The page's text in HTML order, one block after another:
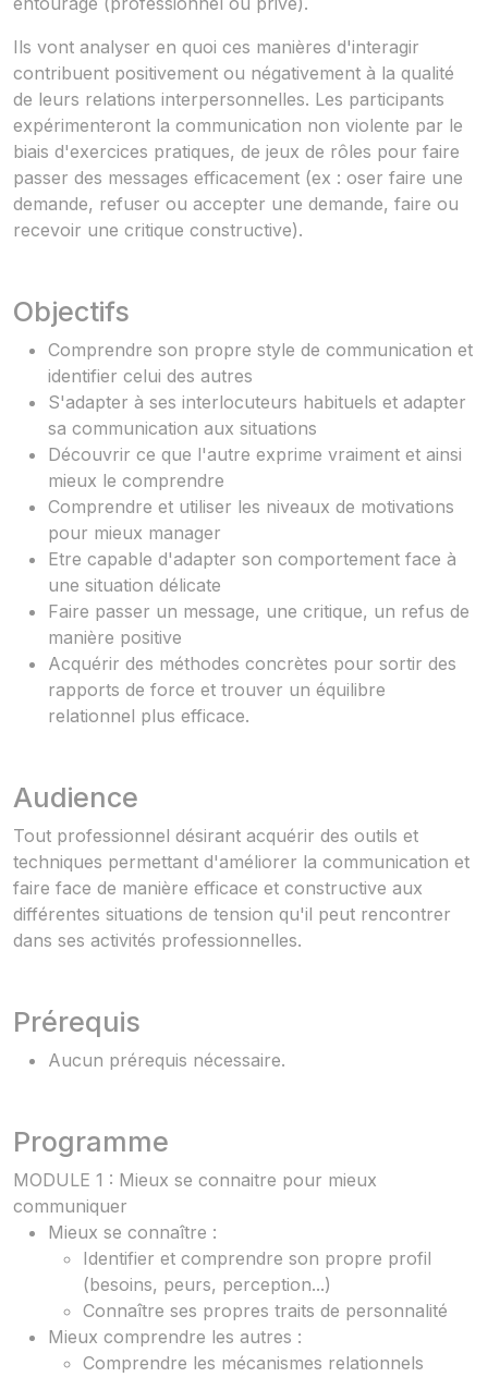
Ils vont analyser en quoi ces manières d'interagir
contribuent positivement ou négativement à la qualité
de leurs relations interpersonnelles. Les participants
expérimenteront la communication non violente par le
biais d'exercices pratiques, de jeux de rôles pour faire
passer des messages efficacement (ex : oser faire une
demande, refuser ou accepter une demande, faire ou
recevoir une critique constructive).
Objectifs
Comprendre son propre style de communication et
identifier celui des autres
S'adapter à ses interlocuteurs habituels et adapter
sa communication aux situations
Découvrir ce que l'autre exprime vraiment et ainsi
mieux le comprendre
Comprendre et utiliser les niveaux de motivations
pour mieux manager
Etre capable d'adapter son comportement face à
une situation délicate
Faire passer un message, une critique, un refus de
manière positive
Acquérir des méthodes concrètes pour sortir des
rapports de force et trouver un équilibre
relationnel plus efficace.
Audience
Tout professionnel désirant acquérir des outils et
techniques permettant d'améliorer la communication et
faire face de manière efficace et constructive aux
différentes situations de tension qu'il peut rencontrer
dans ses activités professionnelles.
Prérequis
Aucun prérequis nécessaire.
Programme
MODULE 1 : Mieux se connaitre pour mieux
communiquer
Mieux se connaître :
Identifier et comprendre son propre profil
(besoins, peurs, perception...)
Connaître ses propres traits de personnalité
Mieux comprendre les autres :
Comprendre les mécanismes relationnels